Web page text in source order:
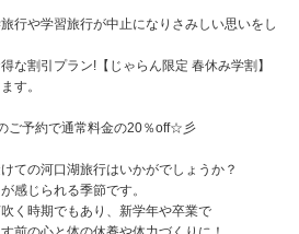
行や学習旅行が中止になりさみしい思いをし
な割引プラン!【じゃらん限定 春休み学割】
す。
ご予約で通常料金の20％off☆彡
ての河口湖旅行はいかがでしょうか？
感じられる季節です。
く時期でもあり、新学年や卒業で